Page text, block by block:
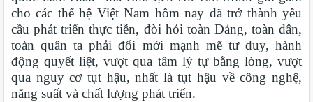
cho các thế hệ Việt Nam hôm nay đã trở thành yêu
cầu phát triển thực tiễn, đòi hỏi toàn Đảng, toàn dân,
toàn quân ta phải đổi mới mạnh mẽ tư duy, hành
động quyết liệt, vượt qua tâm lý tự bằng lòng, vượt
qua nguy cơ tụt hậu, nhất là tụt hậu về công nghệ,
năng suất và chất lượng phát triển.